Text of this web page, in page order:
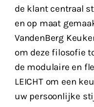
de klant centraal
en op maat
VandenBerg
om deze filosofie
de modulaire en
LEICHT om een
uw persoonlijke